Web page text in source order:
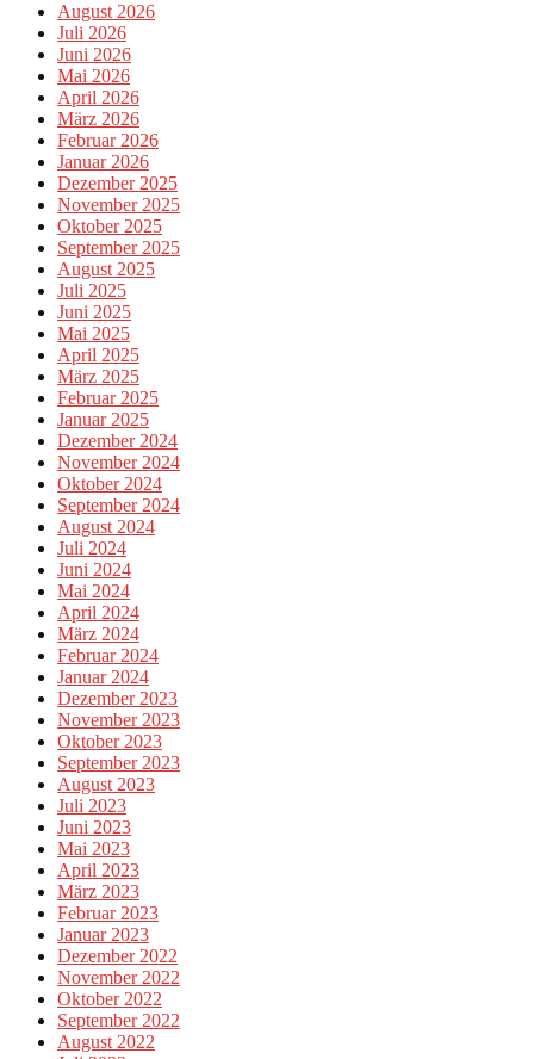
August 2026
Juli 2026
Juni 2026
Mai 2026
April 2026
März 2026
Februar 2026
Januar 2026
Dezember 2025
November 2025
Oktober 2025
September 2025
August 2025
Juli 2025
Juni 2025
Mai 2025
April 2025
März 2025
Februar 2025
Januar 2025
Dezember 2024
November 2024
Oktober 2024
September 2024
August 2024
Juli 2024
Juni 2024
Mai 2024
April 2024
März 2024
Februar 2024
Januar 2024
Dezember 2023
November 2023
Oktober 2023
September 2023
August 2023
Juli 2023
Juni 2023
Mai 2023
April 2023
März 2023
Februar 2023
Januar 2023
Dezember 2022
November 2022
Oktober 2022
September 2022
August 2022